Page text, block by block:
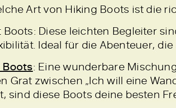
Art von Hiking Boots ist die
Boots: Diese leichten Begleiter
Ideal für die Abenteuer,
: Eine wunderbare
Grat zwischen „Ich will eine
sind diese Boots deine besten